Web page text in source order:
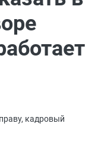
кадровый